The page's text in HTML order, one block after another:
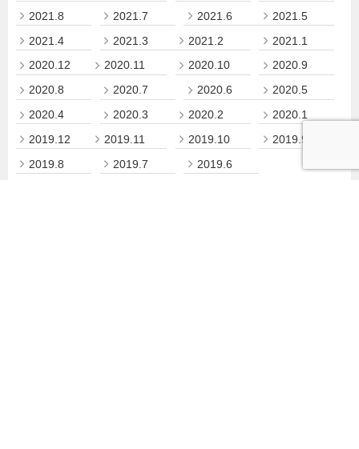
2021.8
2021.7 2021.6
2021.5
2021.4
2021.3 2021.2
2021.1
2020.12
2020.11 2020.10
2020.9
2020.8
2020.7 2020.6
2020.5
2020.4
2020.3 2020.2
2020.1
2019.12
2019.11 2019.10
2019.9
2019.8
2019.7 2019.6